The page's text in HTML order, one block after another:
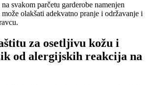
svakom parčetu garderobe namenjen
olakšati adekvatno pranje i održavanje i
za osetljivu kožu i
od alergijskih reakcija na